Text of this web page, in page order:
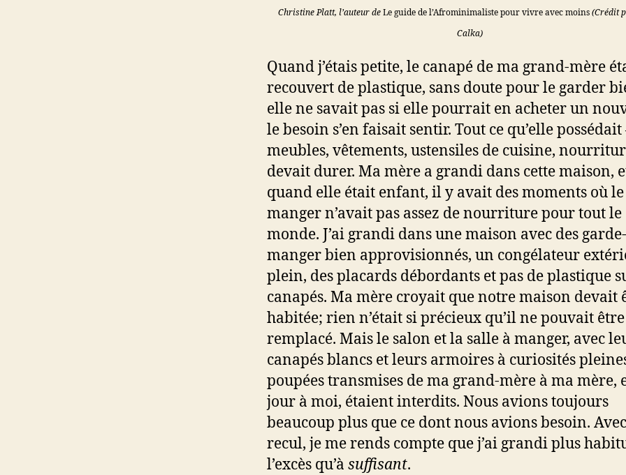
Christine Platt, l’auteur de Le guide de l’Afrominimaliste pour vivre avec moins(Crédit
Calka)
Quand j’étais petite, le canapé de ma grand-mère
recouvert de plastique, sans doute pour le garder
elle ne savait pas si elle pourrait en acheter un
le besoin s’en faisait sentir. Tout ce qu’elle possédait
meubles, vêtements, ustensiles de cuisine,
devait durer. Ma mère a grandi dans cette maison,
quand elle était enfant, il y avait des moments où
manger n’avait pas assez de nourriture pour tout le
monde. J’ai grandi dans une maison avec des garde-
manger bien approvisionnés, un congélateur
plein, des placards débordants et pas de plastique
canapés. Ma mère croyait que notre maison devait
habitée; rien n’était si précieux qu’il ne pouvait être
remplacé. Mais le salon et la salle à manger, avec
canapés blancs et leurs armoires à curiosités
poupées transmises de ma grand-mère à ma mère,
jour à moi, étaient interdits. Nous avions toujours
beaucoup plus que ce dont nous avions besoin.
recul, je me rends compte que j’ai grandi plus
l’excès qu’à suffisant.